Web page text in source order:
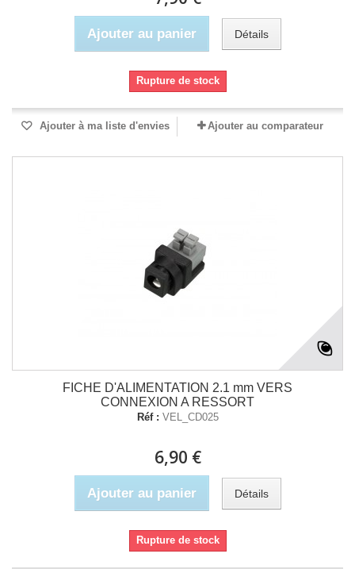
Ajouter au panier Détails
Rupture de stock
Ajouter à ma liste d'envies Ajouter au comparateur
FICHE D'ALIMENTATION 2.1 mm VERS
CONNEXION A RESSORT
Réf : VEL_CD025
6,90 €
Ajouter au panier Détails
Rupture de stock